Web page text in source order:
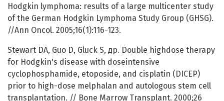
Hodgkin lymphoma: results of a large multicenter study
of the German Hodgkin Lymphoma Study Group (GHSG).
//Ann Oncol. 2005;16(1):116-123.
Stewart DA, Guo D, Gluck S, др. Double highdose therapy
for Hodgkin's disease with doseintensive
cyclophosphamide, etoposide, and cisplatin (DICEP)
prior to high-dose melphalan and autologous stem cell
transplantation. // Bone Marrow Transplant. 2000;26